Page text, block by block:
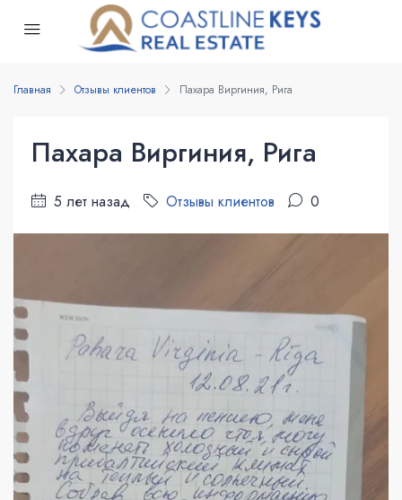
Главная Отзывы клиентов Пахара Виргиния, Рига
Пахара Виргиния, Рига
5 лет назад Отзывы клиентов 0